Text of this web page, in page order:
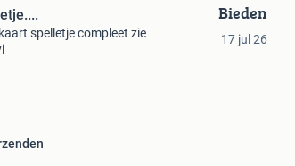
spelletje compleet zie
Bieden
17 jul 26